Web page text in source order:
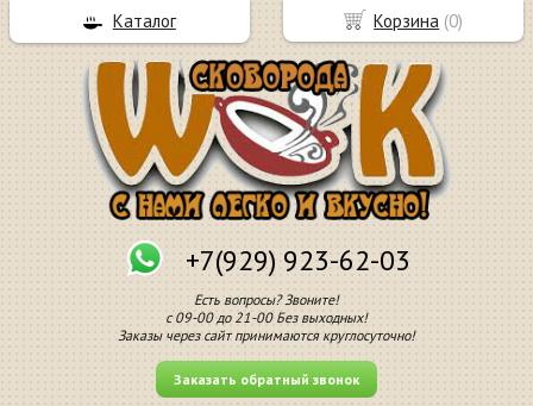
+7(929) 923-62-03
Есть вопросы? Звоните!
с 09-00 до 21-00 Без выходных!
Заказы через сайт принимаются круглосуточно!
Заказать обратный звонок
Корзина (0)
Каталог